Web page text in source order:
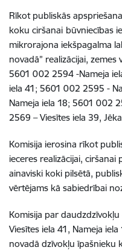
Rīkot publiskās
koku ciršanai būvniecības
mikrorajona iekšpagalma
novadā” realizācijai, zemes
5601 002 2594 -Nameja
iela 41; 5601 002 2595 -
Nameja iela 18; 5601 002
2569 – Viesītes iela 39,
Komisija ierosina rīkot
ieceres realizācijai,
ainaviski koki pilsētā,
vērtējams kā sabiedrībai
Komisija par
Viesītes iela 41, Nameja
novadā dzīvokļu īpašnieku